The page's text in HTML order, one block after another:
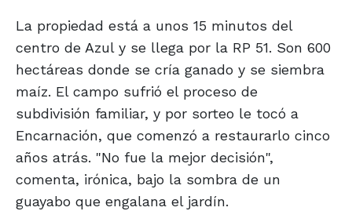
La propiedad está a unos 15 minutos del
centro de Azul y se llega por la RP 51. Son 600
hectáreas donde se cría ganado y se siembra
maíz. El campo sufrió el proceso de
subdivisión familiar, y por sorteo le tocó a
Encarnación, que comenzó a restaurarlo cinco
años atrás. "No fue la mejor decisión",
comenta, irónica, bajo la sombra de un
guayabo que engalana el jardín.